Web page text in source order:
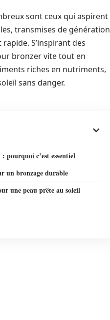
sont ceux qui aspirent
transmises de génération
S’inspirant des
bronzer vite tout en
riches en nutriments,
sans danger.
pourquoi c’est essentiel
un bronzage durable
une peau prête au soleil